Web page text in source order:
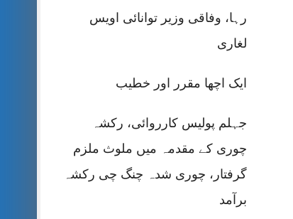
رہا، وفاقی وزیر توانائی اویس
لغاری
ایک اچھا مقرر اور خطیب
جہلم پولیس کارروائی، رکشہ
چوری کے مقدمہ میں ملوث ملزم
گرفتار، چوری شدہ چنگ چی رکشہ
برآمد